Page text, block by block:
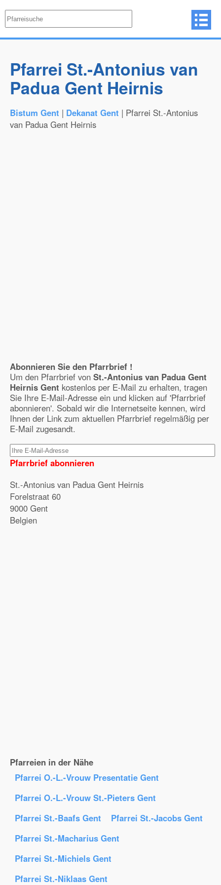
Pfarrei St.-Antonius van
Padua Gent Heirnis
Bistum Gent | Dekanat Gent | Pfarrei St.-Antonius
van Padua Gent Heirnis
Abonnieren Sie den Pfarrbrief !
Um den Pfarrbrief von St.-Antonius van Padua Gent
Heirnis Gent kostenlos per E-Mail zu erhalten, tragen
Sie Ihre E-Mail-Adresse ein und klicken auf 'Pfarrbrief
abonnieren'. Sobald wir die Internetseite kennen, wird
Ihnen der Link zum aktuellen Pfarrbrief regelmäßig per
E-Mail zugesandt.
Pfarrbrief abonnieren
St.-Antonius van Padua Gent Heirnis
Forelstraat 60
9000 Gent
Belgien
Pfarreien in der Nähe
Pfarrei O.-L.-Vrouw Presentatie Gent
Pfarrei O.-L.-Vrouw St.-Pieters Gent
Pfarrei St.-Baafs Gent
Pfarrei St.-Jacobs Gent
Pfarrei St.-Macharius Gent
Pfarrei St.-Michiels Gent
Pfarrei St.-Niklaas Gent